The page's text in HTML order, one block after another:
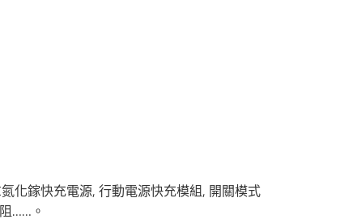
化鎵快充電源, 行動電源快充模組, 開關模式
……。